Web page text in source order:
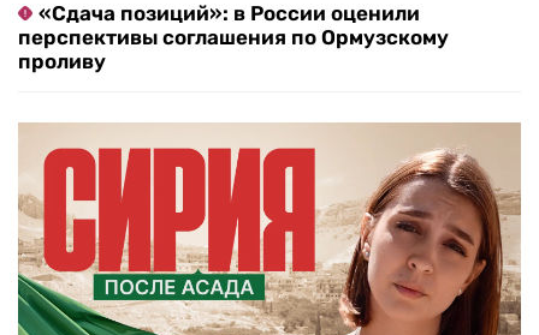
«Сдача позиций»: в России оценили
перспективы соглашения по Ормузскому
проливу